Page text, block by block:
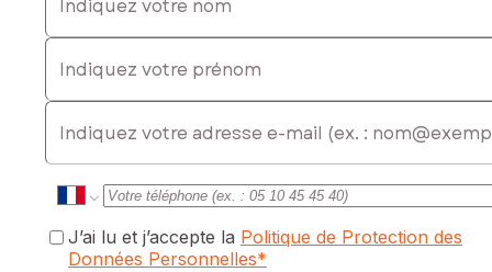
Indiquez votre prénom
E-mail
J’ai lu et j’accepte la Politique de Protection des
Données Personnelles*